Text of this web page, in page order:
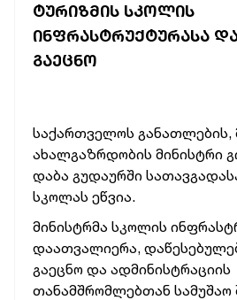
ᲢᲣᲠᲘᲖᲛᲘᲡ ᲡᲙᲝᲚᲘᲡ
ᲘᲜᲤᲠᲐᲡᲢᲠᲣᲥᲢᲣᲠᲐᲡᲐ
ᲒᲐᲔᲪᲜᲝ
საქართველოს განათლების,
ახალგაზრდობის მინისტრი
დაბა გუდაურში
სკოლას ეწვია.
მინისტრმა სკოლის
დაათვალიერა,
გაეცნო და ადმინისტრაციის
თანამშრომლებთან სამუშაო